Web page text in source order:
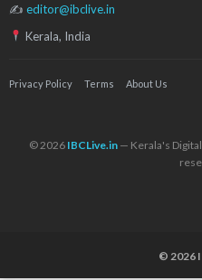
✍ editor@ibclive.in
Kerala, India
Privacy Policy Terms About Us
© 2026 IBCLive.in— Kerala's
© 2026